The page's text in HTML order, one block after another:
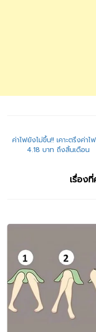
แนะแนว
เรื่อง
ค่าไฟยังไม่ขึ้น!! เคาะตรึงค่าไ
4.18 บาท ถึงสิ้นเดือน
เรื่อง